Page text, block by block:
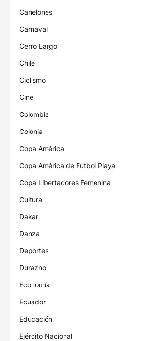
Canelones
Carnaval
Cerro Largo
Chile
Ciclismo
Cine
Colombia
Colonia
Copa América
Copa América de Fútbol Playa
Copa Libertadores Femenina
Cultura
Dakar
Danza
Deportes
Durazno
Economía
Ecuador
Educación
Ejército Nacional